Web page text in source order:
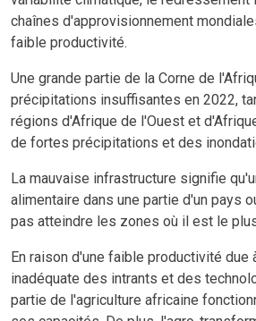
chaînes d'approvisionnement
faible productivité.
Une grande partie de la Corne de
précipitations insuffisantes en 2022,
régions d'Afrique de l'Ouest et
de fortes précipitations et des
La mauvaise infrastructure signifie
alimentaire dans une partie d'un pays
pas atteindre les zones où il est le
En raison d'une faible productivité due
inadéquate des intrants et des
partie de l'agriculture africaine